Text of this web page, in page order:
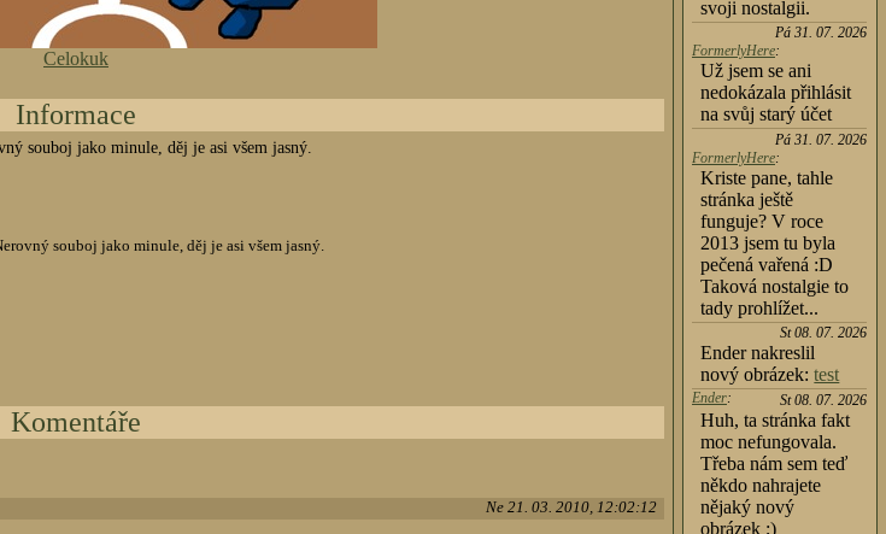
Celokuk
Informace
souboj jako minule, děj je asi všem jasný.
souboj jako minule, děj je asi všem jasný.
Komentáře
Ne 21. 03. 2010, 12:02:12
svoji nostalgii.
Pá 31. 07. 2026
FormerlyHere:
Už jsem se ani
nedokázala přihlásit
na svůj starý účet
Pá 31. 07. 2026
FormerlyHere:
Kriste pane, tahle
stránka ještě
funguje? V roce
2013 jsem tu byla
pečená vařená :D
Taková nostalgie to
tady prohlížet...
St 08. 07. 2026
Ender nakreslil
nový obrázek:test
St 08. 07. 2026
Ender:
Huh, ta stránka fakt
moc nefungovala.
Třeba nám sem teď
někdo nahrajete
nějaký nový
obrázek ;)